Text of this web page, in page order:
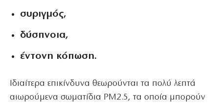
συριγμός,
δύσπνοια,
έντονη κόπωση.
Ιδιαίτερα επικίνδυνα θεωρούνται τα πολύ λεπτά
αιωρούμενα σωματίδια PM2.5, τα οποία μπορούν